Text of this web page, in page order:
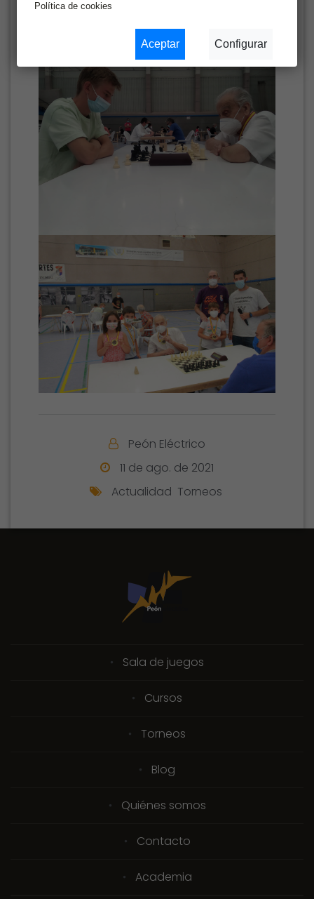
Peón Eléctrico
11 de ago. de 2021
Actualidad Torneos
Sala de juegos
Cursos
Torneos
Blog
Quiénes somos
Contacto
Academia
Política de cookies
Aceptar Configurar